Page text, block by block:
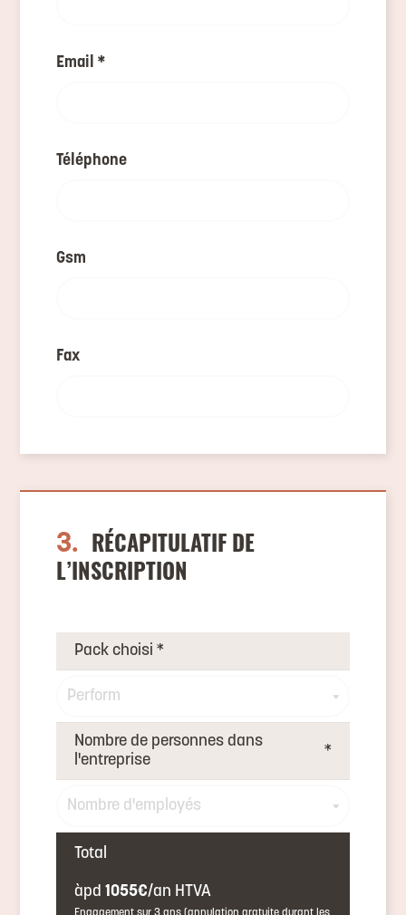
Email *
Téléphone
Gsm
Fax
3.
RÉCAPITULATIF DE
L’INSCRIPTION
Pack choisi *
Nombre de personnes dans
l'entreprise
*
Total
àpd1055€/an HTVA